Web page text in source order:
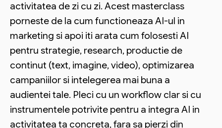
activitatea de zi cu zi. Acest masterclass
porneste de la cum functioneaza AI-ul in
marketing si apoi iti arata cum folosesti AI
pentru strategie, research, productie de
continut (text, imagine, video), optimizarea
campaniilor si intelegerea mai buna a
audientei tale. Pleci cu un workflow clar si cu
instrumentele potrivite pentru a integra AI in
activitatea ta concreta, fara sa pierzi din